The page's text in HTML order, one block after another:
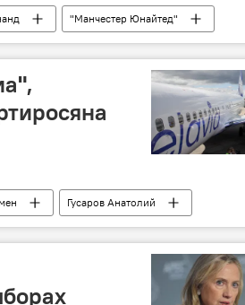
"Манчестер Юнайтед"
Гусаров Анатолий